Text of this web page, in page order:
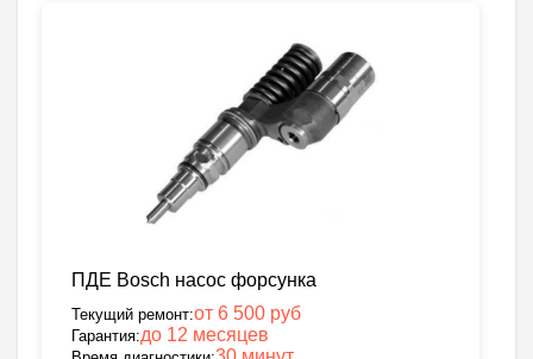
ПДЕ Bosch насос форсунка
Текущий ремонт:от 6 500 руб
Гарантия:до 12 месяцев